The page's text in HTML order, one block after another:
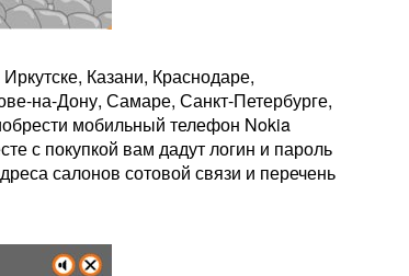
Казани, Краснодаре,
на-Дону, Самаре, Санкт-Петербурге,
мобильный телефон Nokia
с покупкой вам дадут логин и пароль
салонов сотовой связи и перечень